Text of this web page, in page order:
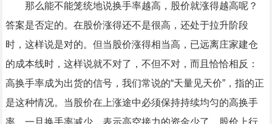
那么能不能笼统地说换手率越高，股价就涨得越高呢？
答案是否定的。在股价涨得还不是很高，还处于拉升阶段
时，这样说是对的。但当股价涨得相当高，已远离庄家建仓
的成本线时，这样说就不对了，不但不对，而且恰恰相反：
高换手率成为出货的信号，我们常说的“天量见天价”，指的正
是这种情况。当股价在上涨途中必须保持持续均匀的高换手
率，一旦换手率减少，表示高空接力的资金少了，股价上行